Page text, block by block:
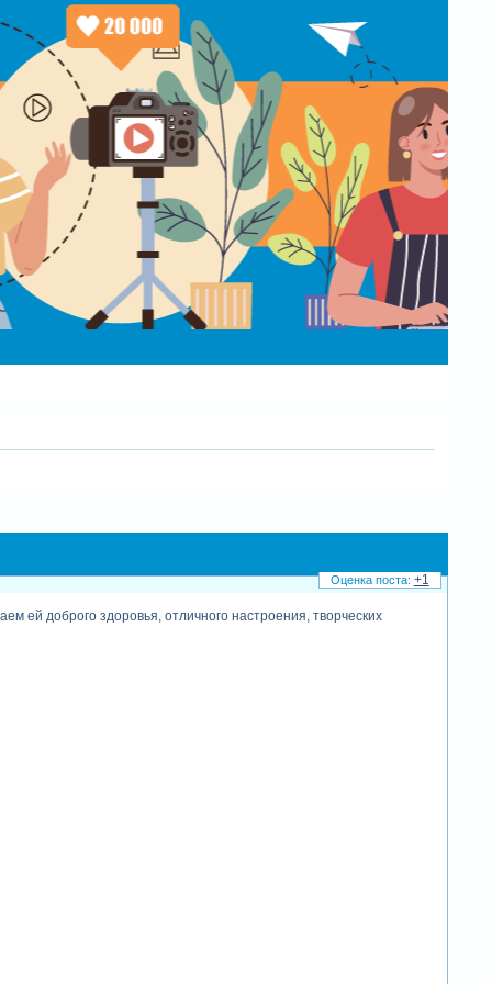
ей доброго здоровья, отличного настроения, творческих
+1